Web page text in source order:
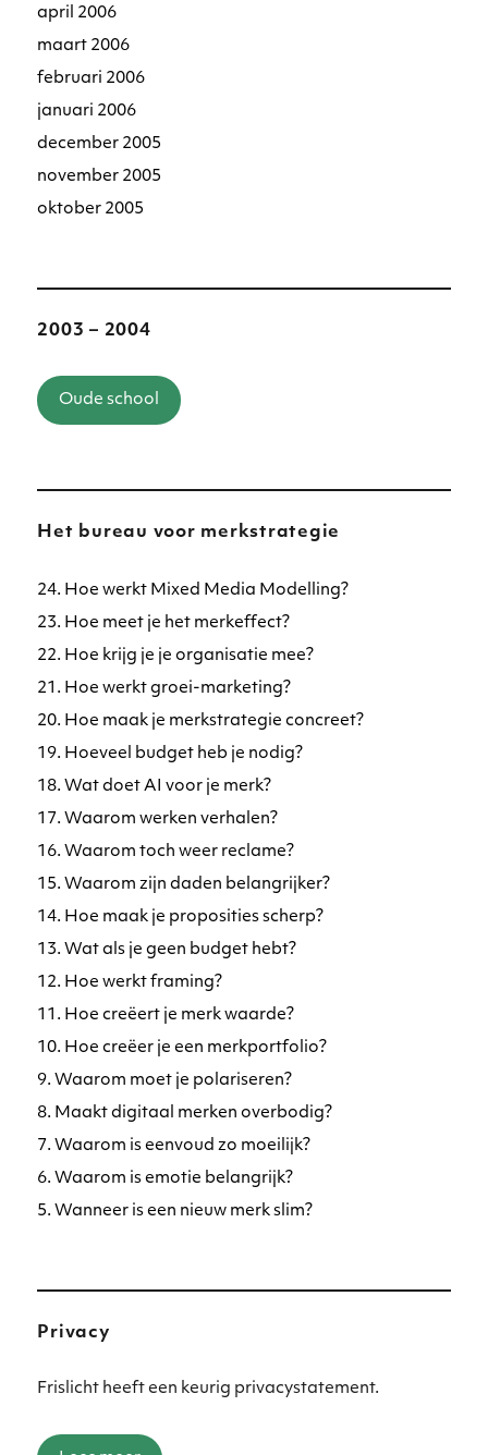
april 2006
maart 2006
februari 2006
januari 2006
december 2005
november 2005
oktober 2005
2003 – 2004
Oude school
Het bureau voor merkstrategie
24. Hoe werkt Mixed Media Modelling?
23. Hoe meet je het merkeffect?
22. Hoe krijg je je organisatie mee?
21. Hoe werkt groei-marketing?
20. Hoe maak je merkstrategie concreet?
19. Hoeveel budget heb je nodig?
18. Wat doet AI voor je merk?
17. Waarom werken verhalen?
16. Waarom toch weer reclame?
15. Waarom zijn daden belangrijker?
14. Hoe maak je proposities scherp?
13. Wat als je geen budget hebt?
12. Hoe werkt framing?
11. Hoe creëert je merk waarde?
10. Hoe creëer je een merkportfolio?
9. Waarom moet je polariseren?
8. Maakt digitaal merken overbodig?
7. Waarom is eenvoud zo moeilijk?
6. Waarom is emotie belangrijk?
5. Wanneer is een nieuw merk slim?
Privacy
Frislicht heeft een keurig privacystatement.